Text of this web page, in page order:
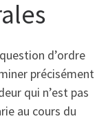
d’ordre
précisément
qui n’est pas
au cours du